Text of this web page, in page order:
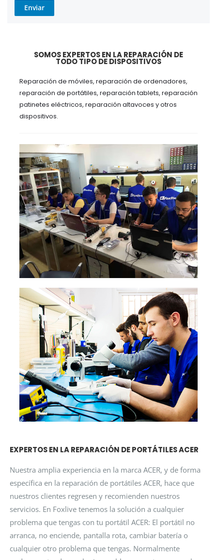
Enviar
SOMOS EXPERTOS EN LA REPARACIÓN DE
TODO TIPO DE DISPOSITIVOS
Reparación de móviles, reparación de ordenadores,
reparación de portátiles, reparación tablets, reparación
patinetes eléctricos, reparación altavoces y otros
dispositivos.
EXPERTOS EN LA REPARACIÓN DE PORTÁTILES ACER
Nuestra amplia experiencia en la marca ACER, y de forma
específica en la reparación de portátiles ACER, hace que
nuestros clientes regresen y recomienden nuestros
servicios. En Foxlive tenemos la solución a cualquier
problema que tengas con tu portátil ACER: El portátil no
arranca, no enciende, pantalla rota, cambiar batería o
cualquier otro problema que tengas. Normalmente